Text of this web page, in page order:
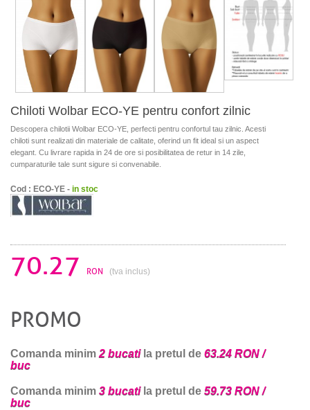
Chiloti Wolbar ECO-YE pentru confort zilnic
Descopera chilotii Wolbar ECO-YE, perfecti pentru confortul tau zilnic. Acesti
chiloti sunt realizati din materiale de calitate, oferind un fit ideal si un aspect
elegant. Cu livrare rapida in 24 de ore si posibilitatea de retur in 14 zile,
cumparaturile tale sunt sigure si convenabile.
Cod : ECO-YE - in stoc
70.27 RON (tva inclus)
PROMO
Comanda minim 2 bucatila pretul de 63.24 RON /
buc
Comanda minim 3 bucatila pretul de 59.73 RON /
buc